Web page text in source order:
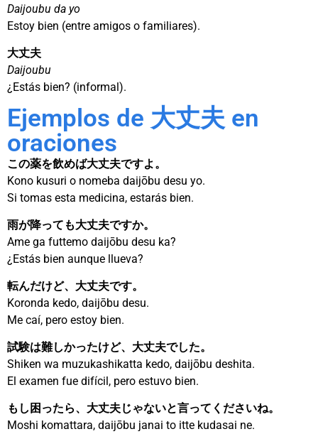
Daijoubu da yo
Estoy bien (entre amigos o familiares).
大丈夫
Daijoubu
¿Estás bien? (informal).
Ejemplos de 大丈夫 en
oraciones
この薬を飲めば大丈夫ですよ。
Kono kusuri o nomeba daijōbu desu yo.
Si tomas esta medicina, estarás bien.
雨が降っても大丈夫ですか。
Ame ga futtemo daijōbu desu ka?
¿Estás bien aunque llueva?
転んだけど、大丈夫です。
Koronda kedo, daijōbu desu.
Me caí, pero estoy bien.
試験は難しかったけど、大丈夫でした。
Shiken wa muzukashikatta kedo, daijōbu deshita.
El examen fue difícil, pero estuvo bien.
もし困ったら、大丈夫じゃないと言ってくださいね。
Moshi komattara, daijōbu janai to itte kudasai ne.